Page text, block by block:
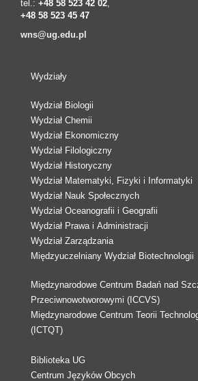
tel.: +48 58 523 42 02,
+48 58 523 45 47
wns@ug.edu.pl
Wydziały
Wydział Biologii
Wydział Chemii
Wydział Ekonomiczny
Wydział Filologiczny
Wydział Historyczny
Wydział Matematyki, Fizyki i Informatyki
Wydział Nauk Społecznych
Wydział Oceanografii i Geografii
Wydział Prawa i Administracji
Wydział Zarządzania
Międzyuczelniany Wydział Biotechnologii
Międzynarodowe Centrum Badań nad
Przeciwnowotworowymi (ICCVS)
Międzynarodowe Centrum Teorii
(ICTQT)
Biblioteka UG
Centrum Języków Obcych